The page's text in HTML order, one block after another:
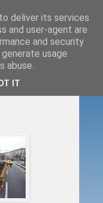
előbb lett
deliver its services
and user-agent are
and security
usage
abuse.
IT